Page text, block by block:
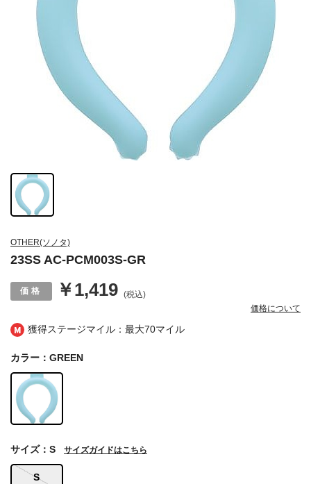
獲得ステージマイル：最大70マイル
OTHER(ソノタ)
23SS AC-PCM003S-GR
￥1,419 (税込)
価格について
カラー：GREEN
S
サイズ：S サイズガイドはこちら